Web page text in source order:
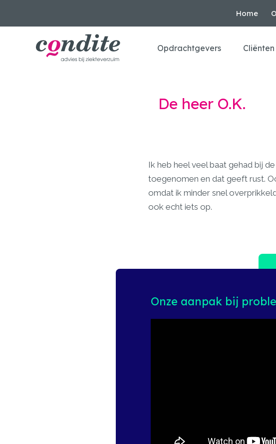
Home
Opdrachtgevers Cliënten
De heer O.K.
Ik heb heel veel baat gehad bij
toegenomen en dat geeft rust.
omdat ik minder snel
ook echt iets op.
Onze aanpak bij